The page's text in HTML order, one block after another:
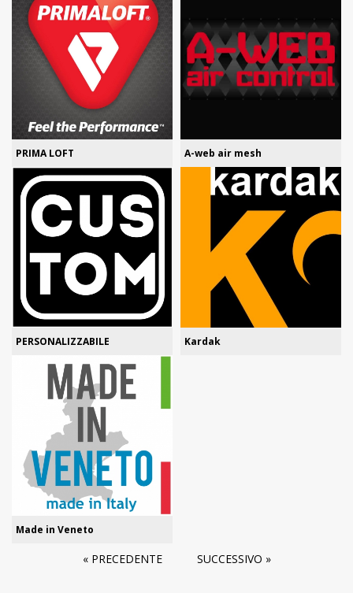
PRIMA LOFT A-web air mesh
PERSONALIZZABILE Kardak
Made in Veneto
« PRECEDENTE SUCCESSIVO »